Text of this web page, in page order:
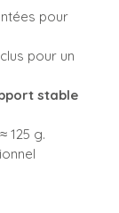
pour
pour un
stable
125 g.